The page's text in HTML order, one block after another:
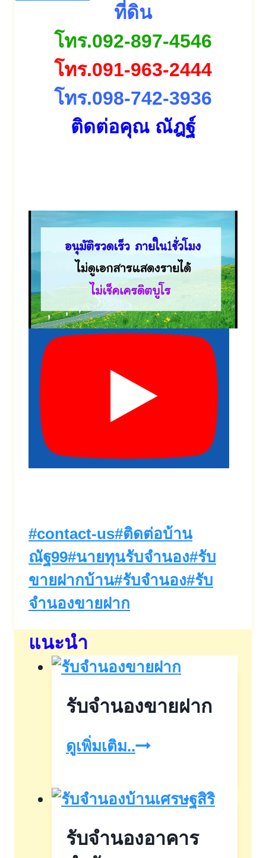
โทร.092-897-4546
โทร.091-963-2444
โทร.098-742-3936
ติดต่อคุณ ณัฎฐ์
Post
Tags:
#contact-us#ติดต่อบ้าน
ณัฐ99#นายทุนรับจำนอง#รับ
ขายฝากบ้าน#รับจำนอง#รับ
จำนองขายฝาก
แนะนำ
รับจำนองขายฝาก
ดูเพิ่มเติม..รับ
ขาย
รับจำนองอาคาร